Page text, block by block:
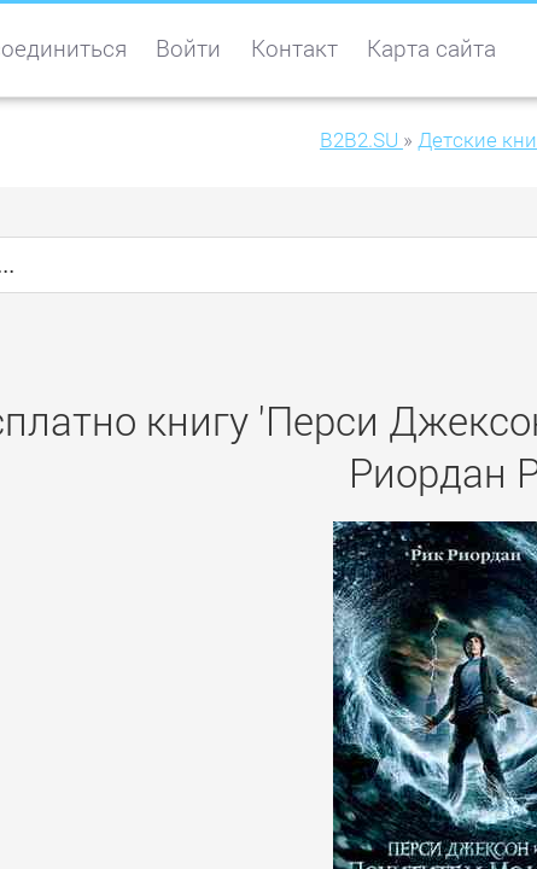
Войти Контакт Карта сайта
B2B2.SU » Детские
книгу 'Перси
Риордан